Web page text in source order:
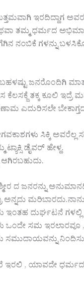
ಇರದಿದ್ದಾಗ
ತಮ್ಮ ಧರ್ಮದ
ನಂಬಿಕೆ ಗಳನ್ನು
ಬಹಳಷ್ಟು ಜನರೊಂದಿಗಿ
ತಕ್ಕ ಕೂಲಿ ಇದ್ರೆ
ಎದುರಿಸಲೇ
ಸಿಕ್ಕಿ ಅವರೆಲ್ಲ
ಡೈವರ್ ಹೇಳ್ದ.
ದ ಜನರನ್ನು
ಇಂತಹ ದುರ್ಘಟನೆ
ಒಂದೇ ಸಮ ಇರಲಾರವೂ
ಸಮುದಾಯವನ್ನು
ಇರಲಿ , ಯಾವದೇ